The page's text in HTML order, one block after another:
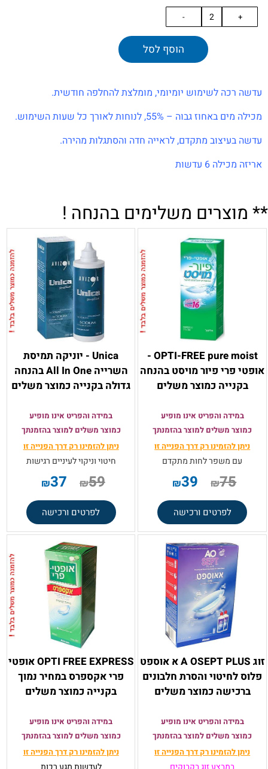
הוסף לסל
עדשה רכה לשימוש יומיומי, מומלצת להחלפה חודשית.
מכילה מים באחוז גבוה – 55%, לנוחות לאורך כל שעות השימוש.
עדשה בעיצוב מתקדם, לראייה חדה והסתגלות מהירה.
אריזה מכילה 6 עדשות
** מוצרים משלימים בהנחה !
OPTI-FREE pure moist -
אופטי פרי פיור מויסט בהנחה
בקנייה כמוצר משלים
במידה והפריט אינו מופיע
כמוצר משלים למוצר בהזמנתך
ניתן להזמינו רק דרך הפנייה זו
עם משפר לחות מתקדם
₪75
₪39
לפרטים ורכישה
Unica - יוניקה תמיסת
השרייה All In One בהנחה
גדולה בקנייה כמוצר משלים
במידה והפריט אינו מופיע
כמוצר משלים למוצר בהזמנתך
ניתן להזמינו רק דרך הפנייה זו
חיטוי וניקוי לעיניים רגישות
₪59
₪37
לפרטים ורכישה
זוג A OSEPT PLUS א אוספט
פלוס לחיטוי והסרת חלבונים
ברכישה כמוצר משלים
במידה והפריט אינו מופיע
כמוצר משלים למוצר בהזמנתך
ניתן להזמינו רק דרך הפנייה זו
OPTI FREE EXPRESS אופטי
פרי אקספרס במחיר נמוך
בקנייה כמוצר משלים
במידה והפריט אינו מופיע
כמוצר משלים למוצר בהזמנתך
ניתן להזמינו רק דרך הפנייה זו